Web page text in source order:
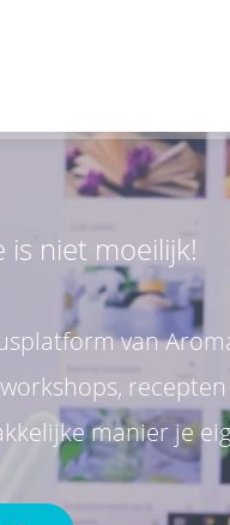
is niet moeilijk!
van
recepten
manier je